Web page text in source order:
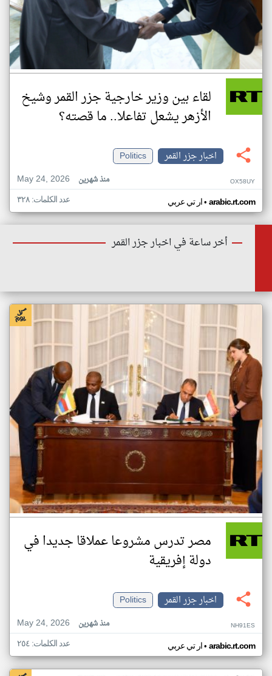
لقاء بين وزير خارجية جزر القمر وشيخ
الأزهر يشعل تفاعلا.. ما قصته؟
اخبار جزر القمر
Politics
May 24, 2026
منذ شهرين OX58UY
ار تي عربي• arabic.rt.com عدد الكلمات: ٣٢٨
أخر ساعة في اخبار جزر القمر
مصر تدرس مشروعا عملاقا جديدا في
دولة إفريقية
اخبار جزر القمر
Politics
May 24, 2026
منذ شهرين NH91ES
ار تي عربي• arabic.rt.com عدد الكلمات: ٢٥٤